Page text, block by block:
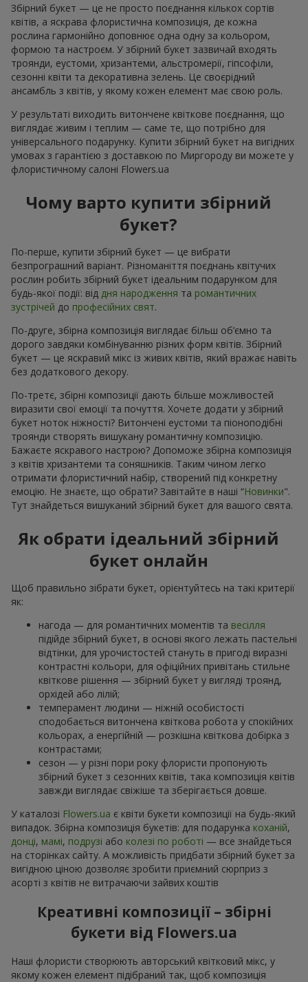
Збірний букет — це не просто поєднання кількох сортів
квітів, а яскрава флористична композиція, де кожна
рослина гармонійно доповнює одна одну за кольором,
формою та настроєм. У збірний букет зазвичай входять
троянди, еустоми, хризантеми, альстромерії, гіпсофіли,
сезонні квіти та декоративна зелень. Це своєрідний
ансамбль з квітів, у якому кожен елемент має свою роль.
У результаті виходить витончене квіткове поєднання, що
виглядає живим і теплим — саме те, що потрібно для
універсального подарунку. Купити збірний букет на вигідних
умовах з гарантією з доставкою по Миргороду ви можете у
флористичному салоні Flowers.ua
Чому варто купити збірний
букет?
По-перше, купити збірний букет — це вибрати
безпрограшний варіант. Різноманіття поєднань квітучих
рослин робить збірний букет ідеальним подарунком для
будь-якої події: від дня народження та романтичних
зустрічей до професійних свят.
По-друге, збірна композиція виглядає більш об’ємно та
дорого завдяки комбінуванню різних форм квітів. Збірний
букет — це яскравий мікс із живих квітів, який вражає навіть
без додаткового декору.
По-третє, збірні композиції дають більше можливостей
виразити свої емоції та почуття. Хочете додати у збірний
букет ноток ніжності? Витончені еустоми та піоноподібні
троянди створять вишукану романтичну композицію.
Бажаєте яскравого настрою? Допоможе збірна композиція
з квітів хризантеми та соняшників. Таким чином легко
отримати флористичний набір, створений під конкретну
емоцію. Не знаєте, що обрати? Завітайте в наші “Новинки".
Тут знайдеться вишуканий збірний букет для вашого свята.
Як обрати ідеальний збірний
букет онлайн
Щоб правильно зібрати букет, орієнтуйтесь на такі критерії
як:
нагода — для романтичних моментів та весілля
підійде збірний букет, в основі якого лежать пастельні
відтінки, для урочистостей стануть в пригоді виразні
контрастні кольори, для офіційних привітань стильне
квіткове рішення — збірний букет у вигляді троянд,
орхідей або лілій;
темперамент людини — ніжній особистості
сподобається витончена квіткова робота у спокійних
кольорах, а енергійній — розкішна квіткова добірка з
контрастами;
сезон — у різні пори року флористи пропонують
збірний букет з сезонних квітів, така композиція квітів
завжди виглядає свіжіше та зберігається довше.
У каталозі Flowers.ua є квіти букети композиції на будь-який
випадок. Збірна композиція букетів: для подарунка коханій,
донці, мамі, подрузі або колезі по роботі — все знайдеться
на сторінках сайту. А можливість придбати збірний букет за
вигідною ціною дозволяє зробити приємний сюрприз з
асорті з квітів не витрачаючи зайвих коштів
Креативні композиції – збірні
букети від Flowers.ua
Наші флористи створюють авторський квітковий мікс, у
якому кожен елемент підібраний так, щоб композиція